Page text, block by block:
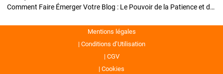
Comment Faire Émerger Votre Blog : Le Pouvoir de la Patience et de la Persévérance
Mentions légales
Conditions d’Utilisation
CGV
Cookies